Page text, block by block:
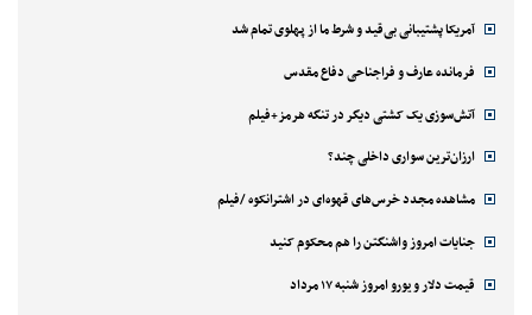
آمریکا پشتیبانی بی‌قید و شرط ما از پهلوی تمام شد
فرمانده عارف و فراجناحی دفاع مقدس
آتش‌سوزی یک کشتی دیگر در تنگه هرمز+فیلم
ارزان‌ترین سواری داخلی چند؟
مشاهده مجدد خرس‌های قهوه‌ای در اشترانکوه /فیلم
جنایات امروز واشنگتن را هم محکوم کنید
قیمت دلار و یورو امروز شنبه ۱۷ مرداد